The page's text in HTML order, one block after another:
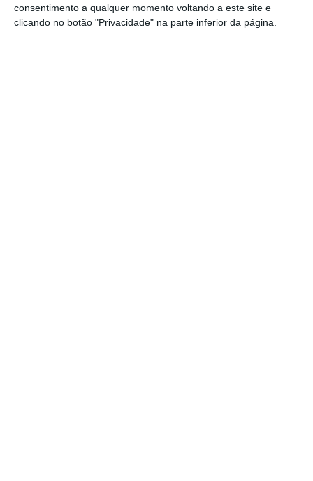
consentimento a qualquer momento voltando a este site e
clicando no botão "Privacidade" na parte inferior da página.